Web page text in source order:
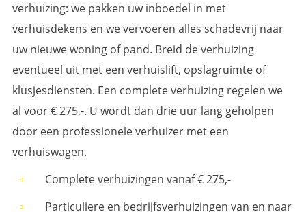
verhuizing: we pakken uw inboedel in met
verhuisdekens en we vervoeren alles schadevrij naar
uw nieuwe woning of pand. Breid de verhuizing
eventueel uit met een verhuislift, opslagruimte of
klusjesdiensten. Een complete verhuizing regelen we
al voor € 275,-. U wordt dan drie uur lang geholpen
door een professionele verhuizer met een
verhuiswagen.
Complete verhuizingen vanaf € 275,-
Particuliere en bedrijfsverhuizingen van en naar